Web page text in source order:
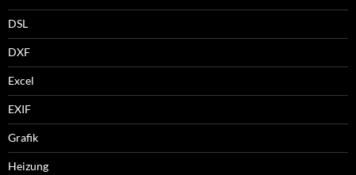
DSL
DXF
Excel
EXIF
Grafik
Heizung